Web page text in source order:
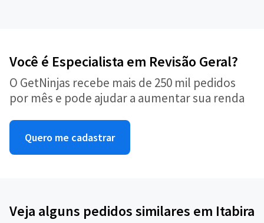
Você é Especialista em Revisão Geral?
O GetNinjas recebe mais de 250 mil pedidos
por mês e pode ajudar a aumentar sua renda
Quero me cadastrar
Veja alguns pedidos similares em Itabira